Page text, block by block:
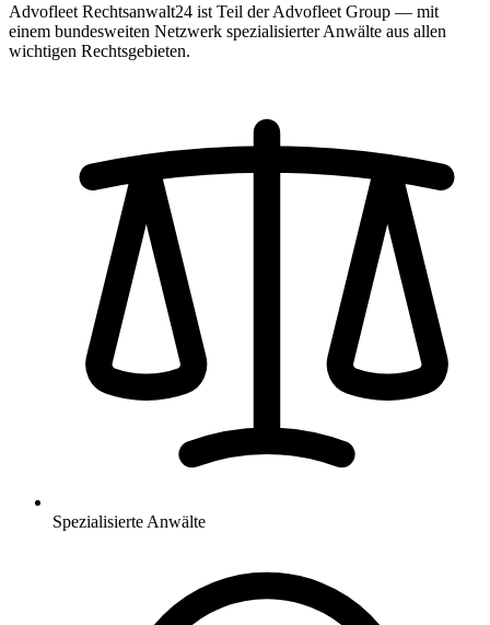
Advofleet Rechtsanwalt24 ist Teil der Advofleet Group — mit
einem bundesweiten Netzwerk spezialisierter Anwälte aus allen
wichtigen Rechtsgebieten.
Spezialisierte Anwälte